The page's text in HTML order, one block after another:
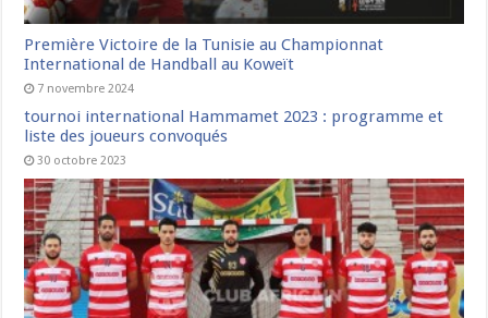
Première Victoire de la Tunisie au Championnat
International de Handball au Koweït
7 novembre 2024
tournoi international Hammamet 2023 : programme et
liste des joueurs convoqués
30 octobre 2023